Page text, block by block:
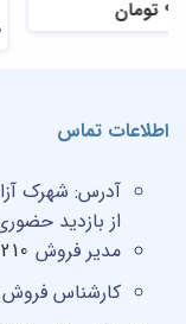
9,900,000 تومان
اطلاعات تماس
آدرس: شهرک
از بازدید
مدیر فروش
کارشناس فروش